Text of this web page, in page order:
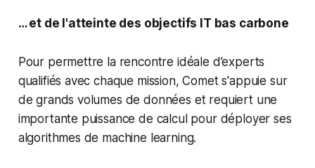
… et de l'atteinte des objectifs IT bas carbone
Pour permettre la rencontre idéale d’experts
qualifiés avec chaque mission, Comet s'appuie sur
de grands volumes de données et requiert une
importante puissance de calcul pour déployer ses
algorithmes de machine learning.